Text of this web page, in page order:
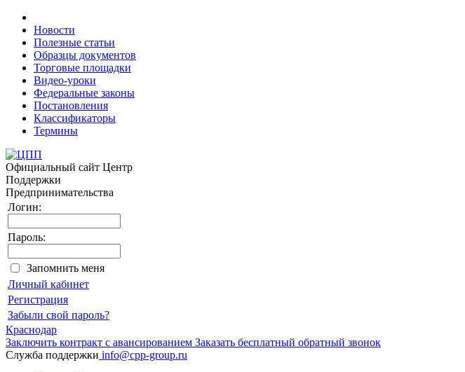
Новости
Полезные статьи
Образцы документов
Торговые площадки
Видео-уроки
Федеральные законы
Постановления
Классификаторы
Термины
Официальный сайт Центр
Поддержки
Предпринимательства
Логин:
Пароль:
Запомнить меня
Личный кабинет
Регистрация
Забыли свой пароль?
Краснодар
Заключить контракт с авансированием Заказать бесплатный обратный звонок
Служба поддержки info@cpp-group.ru